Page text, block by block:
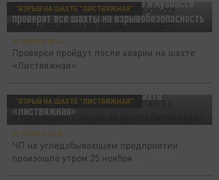
проверят все шахты на взрывобезопасность
"ВЗРЫВ НА ШАХТЕ "ЛИСТВЯЖНАЯ"
25 НОЯБРЯ 18:44
Проверки пройдут после аварии на шахте
«Листвяжная».
пострадавшими в аварии на шахте
«Листвяжная»
"ВЗРЫВ НА ШАХТЕ "ЛИСТВЯЖНАЯ"
25 НОЯБРЯ 18:15
ЧП на угледобывающем предприятии
произошло утром 25 ноября.